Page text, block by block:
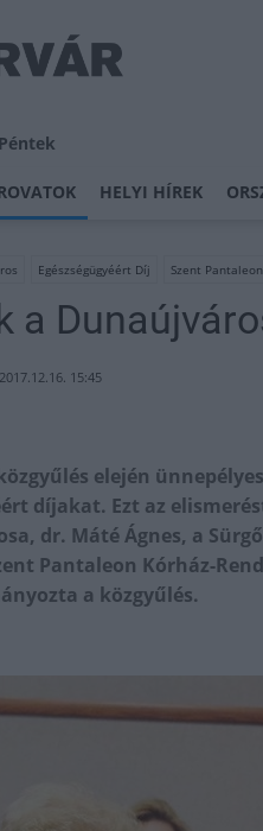
HELYI HÍREK
Egészségügyéért Díj Szent
a
2017.12.16. 15:45
elején
díjakat. Ezt az
dr. Máté Ágnes, a
Pantaleon Kórház-
a közgyűlés.